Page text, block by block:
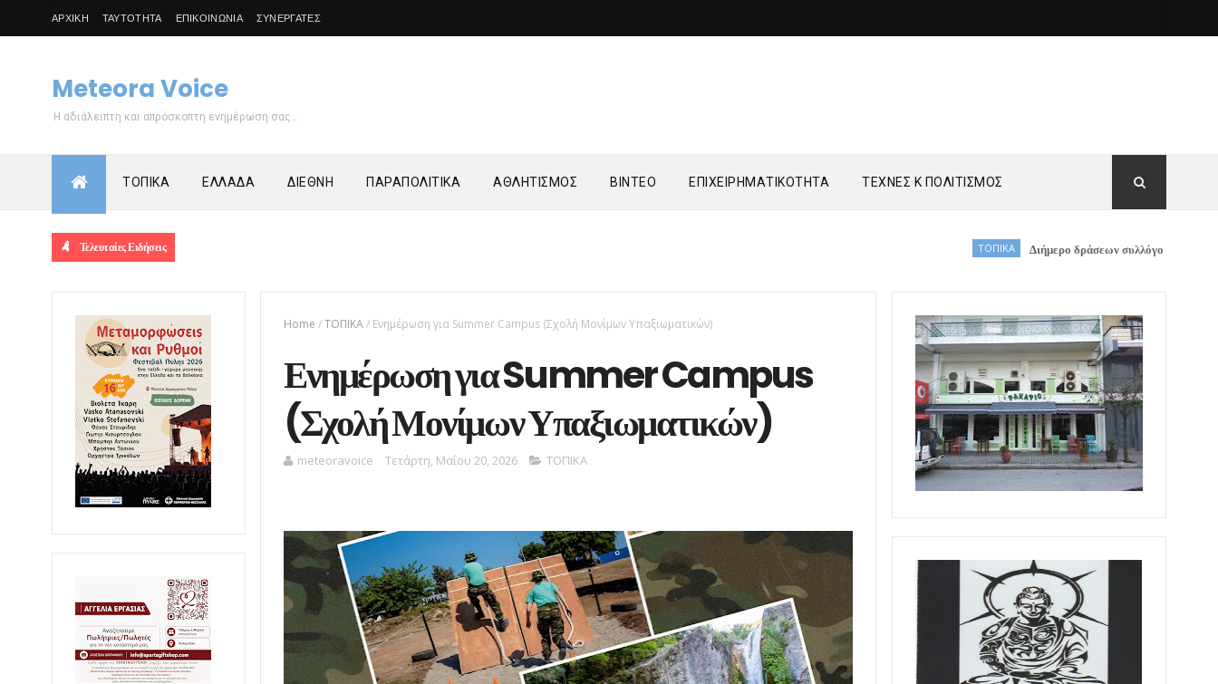
ΑΡΧΙΚΗ ΤΑΥΤΟΤΗΤΑ ΕΠΙΚΟΙΝΩΝΙΑ ΣΥΝΕΡΓΑΤΕΣ
Meteora Voice
Η αδιάλειπτη και απρόσκοπτη ενημέρωση σας...
ΤΟΠΙΚΑ ΕΛΛΑΔΑ ΔΙΕΘΝΗ ΠΑΡΑΠΟΛΙΤΙΚΑ ΑΘΛΗΤΙΣΜΟΣ ΒΙΝΤΕΟ ΕΠΙΧΕΙΡΗΜΑΤΙΚΟΤΗΤΑ ΤΕΧΝΕΣ Κ ΠΟΛΙΤΙΣΜΟΣ
Τελευταίες Ειδήσεις Διήμερο δράσεων συλλόγου Ζωντανός
Home /ΤΟΠΙΚΑ/ Ενημέρωση για Summer Campus (Σχολή Μονίμων Υπαξιωματικών)
Ενημέρωση για Summer Campus
(Σχολή Μονίμων Υπαξιωματικών)
meteoravoice Τετάρτη, Μαΐου 20, 2026 ΤΟΠΙΚΑ